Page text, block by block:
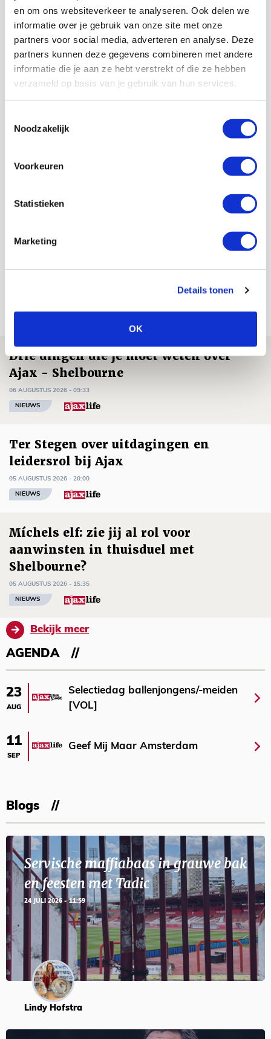
en om ons websiteverkeer te analyseren. Ook delen we
informatie over je gebruik van onze site met onze
partners voor social media, adverteren en analyse. Deze
partners kunnen deze gegevens combineren met andere
informatie die je aan ze hebt verstrekt of die ze hebben
verzameld op basis van je gebruik van hun services.
Noodzakelijk
Voorkeuren
Statistieken
Marketing
Details tonen
OK
Dat lijkt ons productiever dan stiekem prijsverhogingen
door te voeren. Op deze manier wordt het voetbal
alleen bereikbaar voor de elite, terwijl het een sport
Oja, terugkomend op de doelstelling van de ECV:
sportieve prestaties zijn niet best de laatste jaren, dus
Drie dingen die je moet weten over
Ajax - Shelbourne
06 AUGUSTUS 2026 - 09:33
NIEUWS
Ter Stegen over uitdagingen en
leidersrol bij Ajax
05 AUGUSTUS 2026 - 20:00
NIEUWS
Míchels elf: zie jij al rol voor
aanwinsten in thuisduel met
Shelbourne?
05 AUGUSTUS 2026 - 15:35
NIEUWS
Bekijk meer
AGENDA
23
AUG
Selectiedag ballenjongens/-meiden
[VOL]
11
SEP
Geef Mij Maar Amsterdam
Blogs
Servische maffiabaas in grauwe bak
en feesten met Tadic
24 JULI 2026 - 11:59
Lindy Hofstra